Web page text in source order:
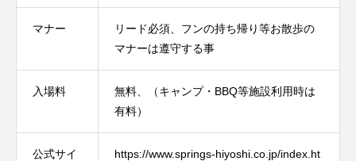
マナー
リード必須、フンの持ち帰り等お散歩の
マナーは遵守する事
入場料
無料、（キャンプ・BBQ等施設利用時は
有料）
公式サイ
https://www.springs-hiyoshi.co.jp/index.ht